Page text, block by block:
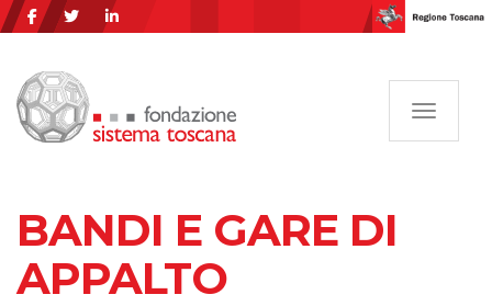
BANDI E GARE DI
APPALTO